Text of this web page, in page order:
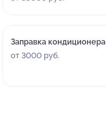
Заправка кондиционера
от 3000 руб.